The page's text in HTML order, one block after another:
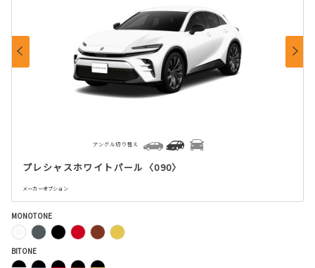
プレシャスホワイトパール〈090〉
メーカーオプション
アングル切り替え
MONOTONE
BITONE